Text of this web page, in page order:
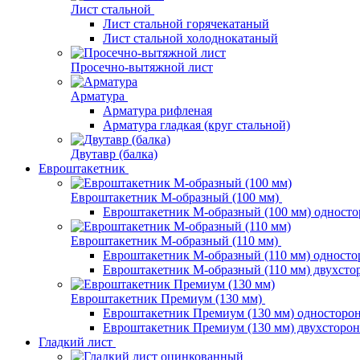
Лист стальной
Лист стальной горячекатаный
Лист стальной холоднокатаный
Просечно-вытяжной лист
Арматура
Арматура рифленая
Арматура гладкая (круг стальной)
Двутавр (балка)
Евроштакетник
Евроштакетник М-образный (100 мм)
Евроштакетник М-образный (100 мм)
Евроштакетник М-образный (110 мм)
Евроштакетник М-образный (110 мм)
Евроштакетник М-образный (110 мм)
Евроштакетник Премиум (130 мм)
Евроштакетник Премиум (130 мм)
Евроштакетник Премиум (130 мм)
Гладкий лист